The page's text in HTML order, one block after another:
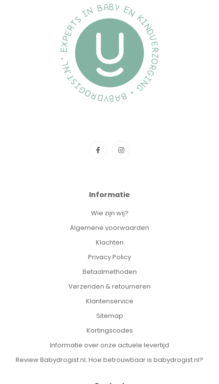
Informatie
Wie zijn wij?
Algemene voorwaarden
Klachten
Privacy Policy
Betaalmethoden
Verzenden & retourneren
Klantenservice
Sitemap
Kortingscodes
Informatie over onze actuele levertijd
Review Babydrogist.nl; Hoe betrouwbaar is babydrogist.nl?